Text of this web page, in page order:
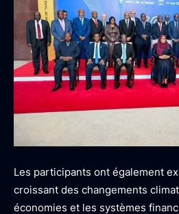
Les participants ont également
croissant des changements
économies et les systèmes